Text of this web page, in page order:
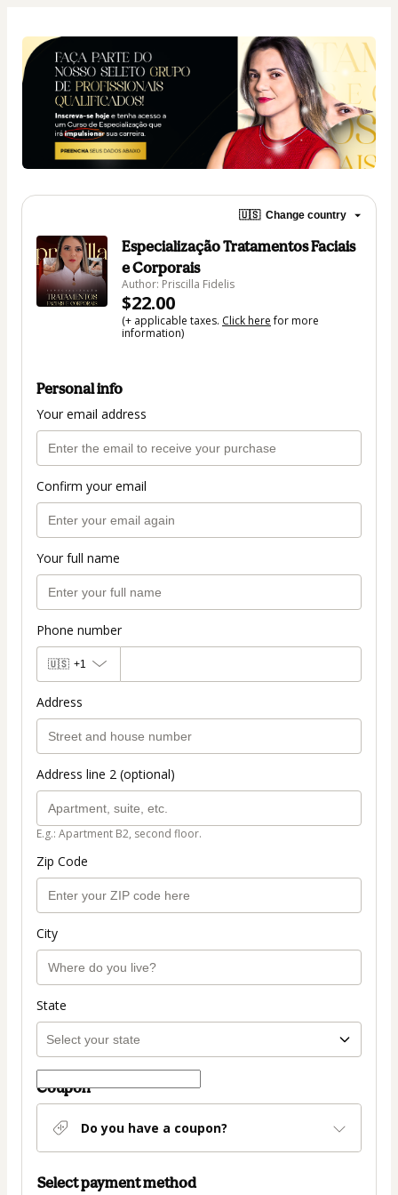
🇺🇸 Change country
Especialização Tratamentos Faciais
e Corporais
Author: Priscilla Fidelis
$22.00
(+ applicable taxes. Click herefor more
information)
Personal info
Your email address
Confirm your email
Your full name
Phone number
🇺🇸 +1
Address
Address line 2 (optional)
E.g.: Apartment B2, second floor.
Zip Code
City
State
Coupon
Do you have a coupon?
Select payment method